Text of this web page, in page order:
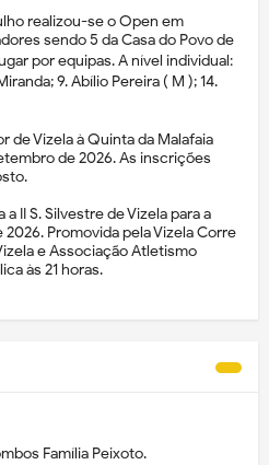
realizou-se o Open em
sendo 5 da Casa do Povo de
por equipas. A nível individual:
9. Abílio Pereira ( M ); 14.
de Vizela à Quinta da Malafaia
de 2026. As inscrições
a II S. Silvestre de Vizela para a
Promovida pela Vizela Corre
e Associação Atletismo
às 21 horas.
Família Peixoto.